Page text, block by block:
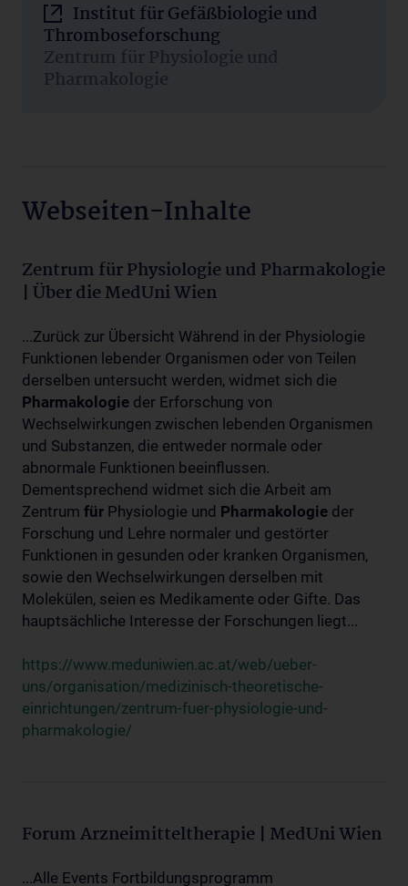
Institut für Gefäßbiologie und
Thromboseforschung
Zentrum für Physiologie und
Pharmakologie
Webseiten-Inhalte
Zentrum für Physiologie und Pharmakologie
| Über die MedUni Wien
...Zurück zur Übersicht Während in der Physiologie
Funktionen lebender Organismen oder von Teilen
derselben untersucht werden, widmet sich die
Pharmakologie der Erforschung von
Wechselwirkungen zwischen lebenden Organismen
und Substanzen, die entweder normale oder
abnormale Funktionen beeinflussen.
Dementsprechend widmet sich die Arbeit am
Zentrum für Physiologie und Pharmakologie der
Forschung und Lehre normaler und gestörter
Funktionen in gesunden oder kranken Organismen,
sowie den Wechselwirkungen derselben mit
Molekülen, seien es Medikamente oder Gifte. Das
hauptsächliche Interesse der Forschungen liegt...
https://www.meduniwien.ac.at/web/ueber-
uns/organisation/medizinisch-theoretische-
einrichtungen/zentrum-fuer-physiologie-und-
pharmakologie/
Forum Arzneimitteltherapie | MedUni Wien
...Alle Events Fortbildungsprogramm